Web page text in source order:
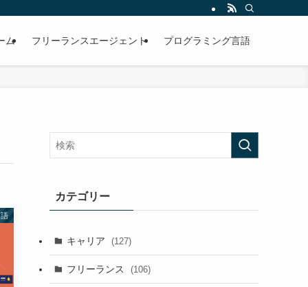
ム フリーランスエージェント プログラミング言語
カテゴリー
キャリア (127)
フリーランス (106)